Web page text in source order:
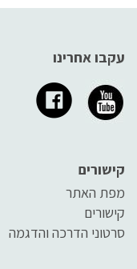
עקבו אחרינו
קישורים
מפת האתר
קישורים
סרטוני הדרכה והדגמה